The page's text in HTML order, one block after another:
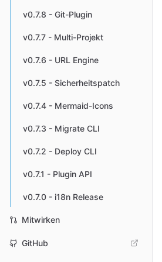
v0.7.8 - Git-Plugin
v0.7.7 - Multi-Projekt
v0.7.6 - URL Engine
v0.7.5 - Sicherheitspatch
v0.7.4 - Mermaid-Icons
v0.7.3 - Migrate CLI
v0.7.2 - Deploy CLI
v0.7.1 - Plugin API
v0.7.0 - i18n Release
Mitwirken
GitHub